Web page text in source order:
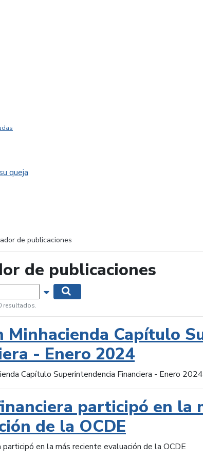
queja
de publicaciones
de publicaciones
Mostrar opciones de búsqueda
resultados.
Minhacienda Capítulo
- Enero 2024
Capítulo Superintendencia Financiera - Enero 2024
participó en la
de la OCDE
participó en la más reciente evaluación de la OCDE